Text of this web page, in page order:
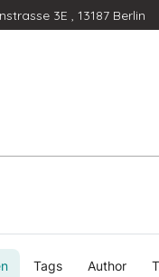
3E , 13187 Berlin
Tags Author